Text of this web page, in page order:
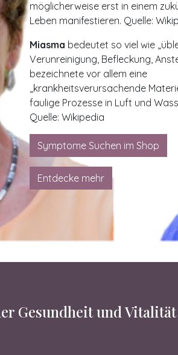
möglicherweise erst in einem
Leben manifestieren. Quelle:
Miasma bedeutet so viel wie
Verunreinigung, Befleckung,
bezeichnete vor allem eine
„krankheitsverursachende
faulige Prozesse in Luft und
Quelle: Wikipedia
Symptome Suchen im Shop
Entdecke mehr
Gesundheit und